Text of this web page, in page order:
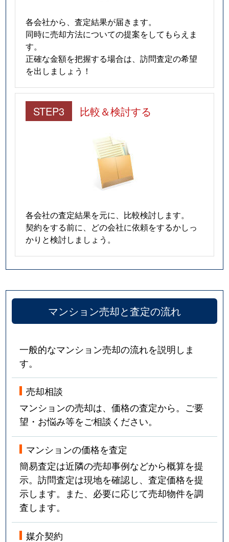
各会社から、査定結果が届きます。
同時に売却方法についての提案をしてもらえま
す。
正確な金額を把握する場合は、訪問査定の希望
を出しましょう！
STEP3 比較＆検討する
各会社の査定結果を元に、比較検討します。
契約をする前に、どの会社に依頼をするかしっ
かりと検討しましょう。
マンション売却と査定の流れ
一般的なマンション売却の流れを説明しま
す。
売却相談
マンションの売却は、価格の査定から。ご要
望・お悩み等をご相談ください。
マンションの価格を査定
簡易査定は近隣の売却事例などから概算を提
示。訪問査定は現地を確認し、査定価格を提
示します。また、必要に応じて売却物件を調
査します。
媒介契約